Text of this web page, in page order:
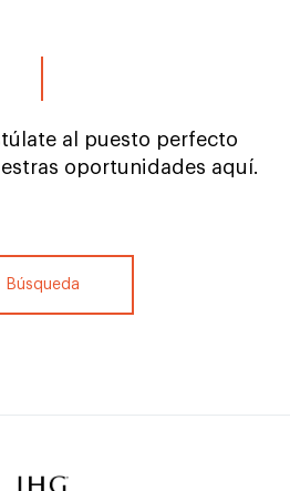
Búsqueda
al puesto perfecto
oportunidades aquí.